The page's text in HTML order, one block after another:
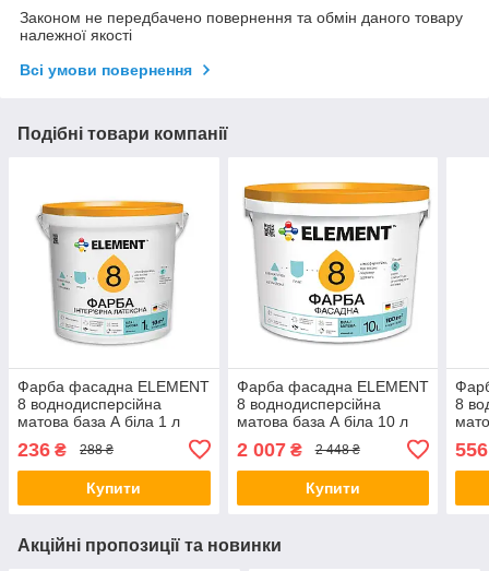
Законом не передбачено повернення та обмін даного товару
належної якості
Всі умови повернення
Подібні товари компанії
Фарба фасадна ELEMENT
8 воднодисперсійна
матова база А біла 1 л
236 ₴ 288 ₴
Купити
Фарба фасадна ELEMENT
8 воднодисперсійна
матова база А біла 10 л
2 007₴ 2 448 ₴
Купити
8
556
Акційні пропозиції та новинки